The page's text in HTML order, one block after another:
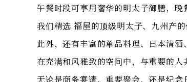
午餐时段可享用奢华的明太子御膳，晚
我们精选 福屋的顶级明太子、九州产
此外，还有丰富的单品料理、日本清酒
在充满和风雅致的空间中，与重要的人
无论是商务宴请、重要聚会，还是纪念